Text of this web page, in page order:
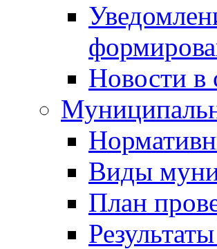
Новости
Виды
План